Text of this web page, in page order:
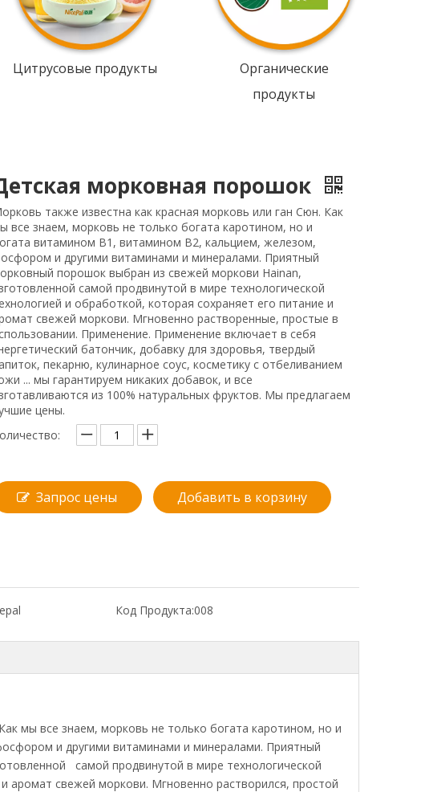
Цитрусовые продукты
Органические
продукты
морковная порошок
также известна как красная морковь или ган Сюн. Как
все знаем, морковь не только богата каротином, но и
витамином В1, витамином В2, кальцием, железом,
и другими витаминами и минералами. Приятный
порошок выбран из свежей моркови Hainan,
самой продвинутой в мире технологической
и обработкой, которая сохраняет его питание и
свежей моркови. Мгновенно растворенные, простые в
Применение. Применение включает в себя
батончик, добавку для здоровья, твердый
пекарню, кулинарное соус, косметику с отбеливанием
... мы гарантируем никаких добавок, и все
из 100% натуральных фруктов. Мы предлагаем
цены.
Запрос цены Добавить в корзину
Код Продукта:008
мы все знаем, морковь не только богата каротином, но и
и другими витаминами и минералами. Приятный
самой продвинутой в мире технологической
аромат свежей моркови. Мгновенно растворился, простой